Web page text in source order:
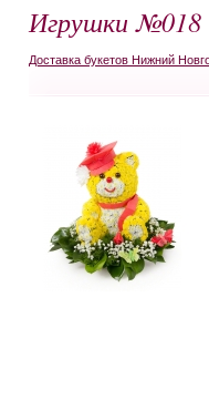
Игрушки №018
Доставка букетов Нижний